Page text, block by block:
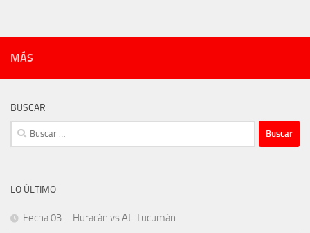
MÁS
BUSCAR
Buscar:
LO ÚLTIMO
Fecha 03 – Huracán vs At. Tucumán